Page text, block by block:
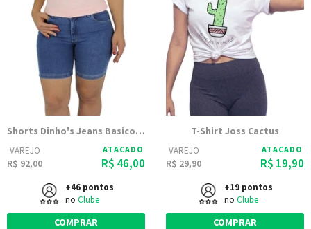
Shorts Dinho's Jeans Basico Delave
VAREJO
R$ 92,00
ATACADO
R$ 46,00
+46 pontos
no Clube
COMPRAR
T-Shirt Joss Cactus
VAREJO
R$ 29,90
ATACADO
R$ 19,90
+19 pontos
no Clube
COMPRAR